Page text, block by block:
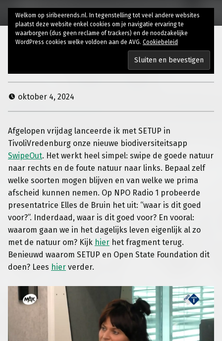
SwipeOut op Radio 1
oktober 4, 2024
Afgelopen vrijdag lanceerde ik met SETUP in
TivoliVredenburg onze nieuwe biodiversiteitsapp
SwipeOut. Het werkt heel simpel: swipe de goede natuur
naar rechts en de foute natuur naar links. Bepaal zelf
welke soorten mogen blijven en van welke we prima
afscheid kunnen nemen. Op NPO Radio 1 probeerde
presentatrice Elles de Bruin het uit: “waar is dit goed
voor?”. Inderdaad, waar is dit goed voor? En vooral:
waarom gaan we in het dagelijks leven eigenlijk al zo
met de natuur om? Kijk hier het fragment terug.
Benieuwd waarom SETUP en Open State Foundation dit
doen? Lees hier verder.
Welkom op siribeerends.nl. In tegenstelling tot veel andere websites
plaatst deze website enkel cookies om je navigatie ervaring te
waarborgen (dus geen reclame of trackers) en de noodzakelijke
WordPress cookies welke voldoen aan de AVG. Cookiebeleid